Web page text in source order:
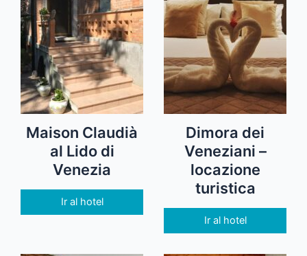
Maison Claudià
al Lido di
Venezia
Ir al hotel
Dimora dei
Veneziani –
locazione
turistica
Ir al hotel